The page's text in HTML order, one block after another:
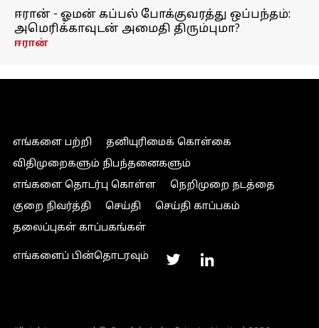
ஈரான் - ஓமன் கப்பல் போக்குவரத்து ஒப்பந்தம்:
அமெரிக்காவுடன் அமைதி திரும்புமா?
ஈரான்
எங்களை பற்றி
தனியுரிமைக் கொள்கை
விதிமுறைகளும் நிபந்தனைகளும்
எங்களை தொடர்பு கொள்ள
நெறிமுறை நடத்தை
குறை நிவர்த்தி
செய்தி
செய்தி காப்பகம்
தலைப்புகள் காப்பகங்கள்
எங்களைப் பின்தொடரவும்